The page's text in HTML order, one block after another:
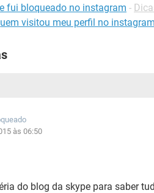
fui bloqueado no instagram -
visitou meu perfil no instagram
às 06:50
do blog da skype para saber